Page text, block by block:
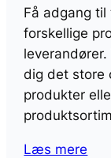
Få adgang
forskellige
dig det store
produkter
Læs mere